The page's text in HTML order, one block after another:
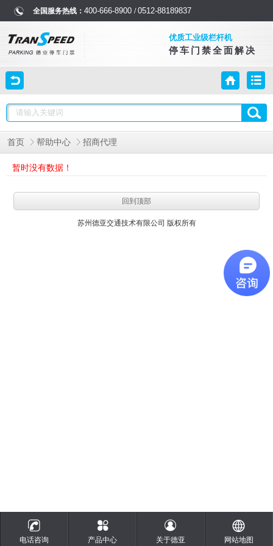
全国服务热线： 400-666-8900 /0512-88189837
优质工业级栏杆机
停车门禁全面解决
首页 帮助中心 招商代理
暂时没有数据！
回到顶部
苏州德亚交通技术有限公司 版权所有
电话咨询 产品中心 关于德亚 网站地图